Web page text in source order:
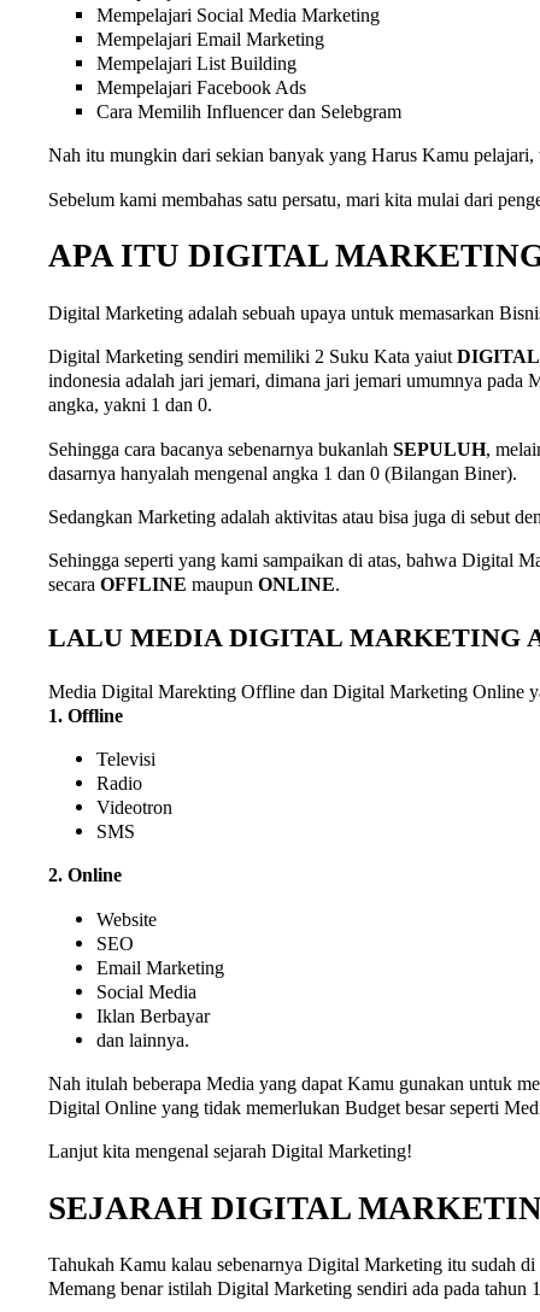
Mempelajari Social Media Marketing
Mempelajari Email Marketing
Mempelajari List Building
Mempelajari Facebook Ads
Cara Memilih Influencer dan Selebgram
Nah itu mungkin dari sekian banyak yang Harus Kamu
Sebelum kami membahas satu persatu, mari kita mulai dari
APA ITU DIGITAL
Digital Marketing adalah sebuah upaya untuk memasarkan
Digital Marketing sendiri memiliki 2 Suku Kata yaiutDIGITAL
indonesia adalah jari jemari, dimana jari jemari umumnya
angka, yakni 1 dan 0.
Sehingga cara bacanya sebenarnya bukanlah SEPULUH,
dasarnya hanyalah mengenal angka 1 dan 0 (Bilangan Biner).
Sedangkan Marketing adalah aktivitas atau bisa juga di sebut
Sehingga seperti yang kami sampaikan di atas, bahwa Digital
secara OFFLINE maupun ONLINE.
LALU MEDIA DIGITAL MARKETING
Media Digital Marekting Offline dan Digital Marketing Online
1. Offline
Televisi
Radio
Videotron
SMS
2. Online
Website
SEO
Email Marketing
Social Media
Iklan Berbayar
dan lainnya.
Nah itulah beberapa Media yang dapat Kamu gunakan untuk
Digital Online yang tidak memerlukan Budget besar seperti
Lanjut kita mengenal sejarah Digital Marketing!
SEJARAH DIGITAL
Tahukah Kamu kalau sebenarnya Digital Marketing itu sudah
Memang benar istilah Digital Marketing sendiri ada pada tahun